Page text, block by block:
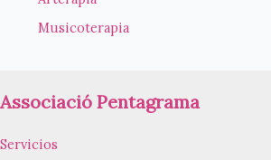
Musicoterapia
Associació Pentagrama
Servicios